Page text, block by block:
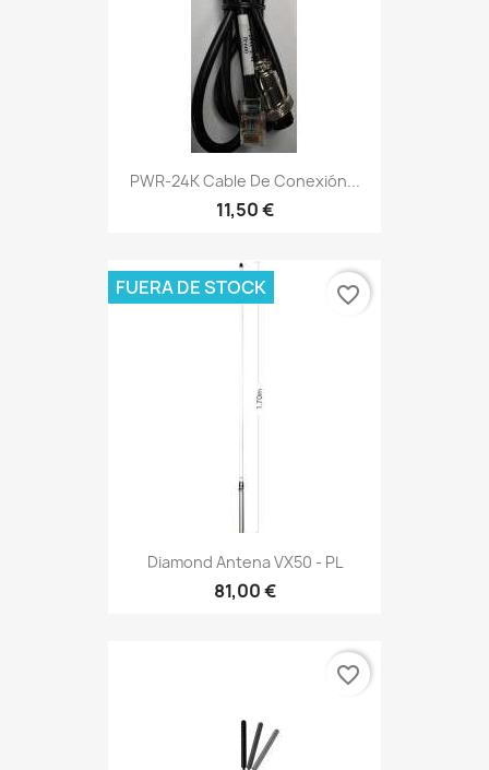
PWR-24K Cable De Conexión...
11,50 €
Diamond Antena VX50 - PL
81,00 €
FUERA DE STOCK favorite_border
favorite_border